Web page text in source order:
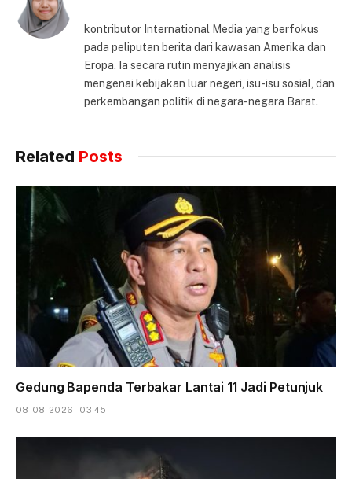
kontributor International Media yang berfokus
pada peliputan berita dari kawasan Amerika dan
Eropa. Ia secara rutin menyajikan analisis
mengenai kebijakan luar negeri, isu-isu sosial, dan
perkembangan politik di negara-negara Barat.
Related Posts
Gedung Bapenda Terbakar Lantai 11 Jadi Petunjuk
08-08-2026 - 03.45